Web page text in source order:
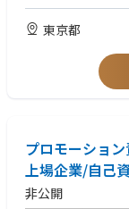
インナーブランディ
・ビジョン・ミッシ
歓迎スキル・経験（
・ エンターテイメ
・ グローバル広報
・経営層の想いを
を持てる方 。
・部署や役職の垣根
い交渉力を持つ方 。
・高い倫理観を持ち
東京都
プロモーショ
上場企業/自己
非公開